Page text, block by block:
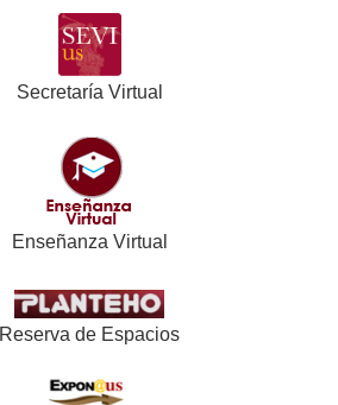
Secretaría Virtual
Enseñanza Virtual
Reserva de Espacios